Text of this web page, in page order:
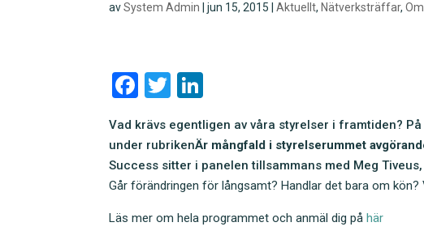
avSystem Admin |jun 15, 2015 |Aktuellt, Nätverksträffar,
F
c
e
b
o
T
tt
er
k
e
dI
n
Vad krävs egentligen av våra styrelser i framtiden?
under rubrikenÄr mångfald i styrelserummet
Success sitter i panelen tillsammans med Meg
Går förändringen för långsamt? Handlar det bara om
Läs mer om hela programmet och anmäl dig påhär